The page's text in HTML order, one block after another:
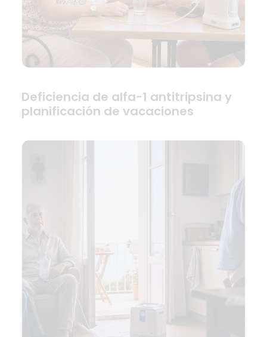
Deficiencia de alfa-1 antitripsina y
planificación de vacaciones